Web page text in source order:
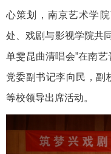
心策划，南京艺术学
处、戏剧与影视学院共
单雯昆曲清唱会”在南
党委副书记李向民，副
等校领导出席活动。